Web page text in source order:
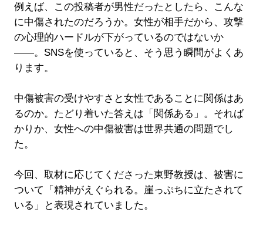
例えば、この投稿者が男性だったとしたら、こんな
に中傷されたのだろうか。女性が相手だから、攻撃
の心理的ハードルが下がっているのではないか
――。SNSを使っていると、そう思う瞬間がよくあ
ります。
中傷被害の受けやすさと女性であることに関係はあ
るのか。たどり着いた答えは「関係ある」。それば
かりか、女性への中傷被害は世界共通の問題でし
た。
今回、取材に応じてくださった東野教授は、被害に
ついて「精神がえぐられる。崖っぷちに立たされて
いる」と表現されていました。